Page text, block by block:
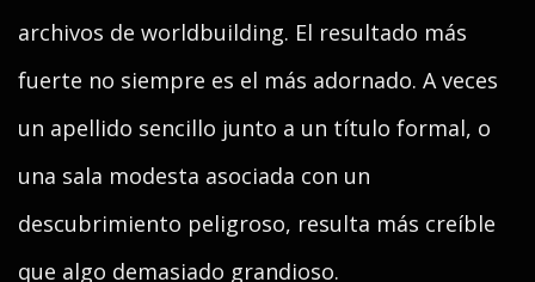
archivos de worldbuilding. El resultado más
fuerte no siempre es el más adornado. A veces
un apellido sencillo junto a un título formal, o
una sala modesta asociada con un
descubrimiento peligroso, resulta más creíble
que algo demasiado grandioso.